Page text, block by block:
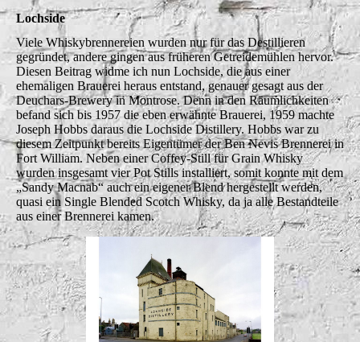
Lochside
Viele Whiskybrennereien wurden nur für das Destillieren
gegründet, andere gingen aus früheren Getreidemühlen hervor.
Diesen Beitrag widme ich nun Lochside, die aus einer
ehemaligen Brauerei heraus entstand, genauer gesagt aus der
Deuchars-Brewery in Montrose. Denn in den Räumlichkeiten
befand sich bis 1957 die eben erwähnte Brauerei, 1959 machte
Joseph Hobbs daraus die Lochside Distillery. Hobbs war zu
diesem Zeitpunkt bereits Eigentümer der Ben Nevis Brennerei in
Fort William. Neben einer Coffey-Still für Grain Whisky
wurden insgesamt vier Pot Stills installiert, somit konnte mit dem
„Sandy Macnab“ auch ein eigener Blend hergestellt werden,
quasi ein Single Blended Scotch Whisky, da ja alle Bestandteile
aus einer Brennerei kamen.